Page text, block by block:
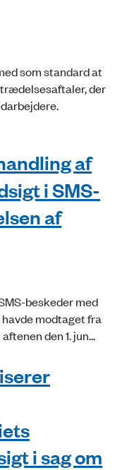
som standard at
der
af
i SMS-
af
beskeder med
modtaget fra
den 1. jun...
i sag om